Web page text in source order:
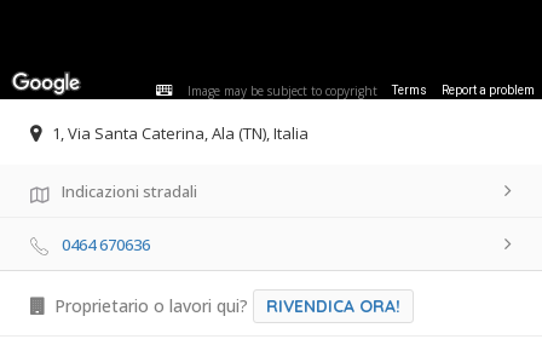
Image may be subject to copyright Terms Report a problem
1, Via Santa Caterina, Ala (TN), Italia
Indicazioni stradali
0464 670636
Proprietario o lavori qui? RIVENDICA ORA!